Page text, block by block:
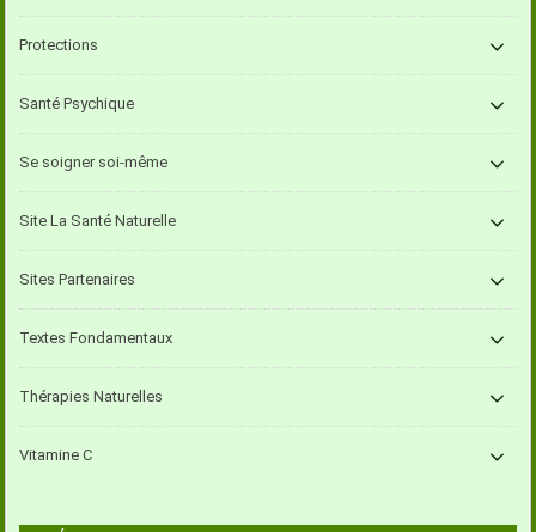
Protections
Santé Psychique
Se soigner soi-même
Site La Santé Naturelle
Sites Partenaires
Textes Fondamentaux
Thérapies Naturelles
Vitamine C